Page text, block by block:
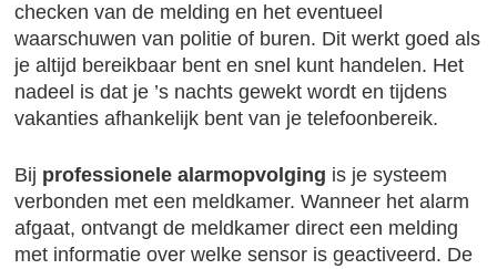
checken van de melding en het eventueel
waarschuwen van politie of buren. Dit werkt goed als
je altijd bereikbaar bent en snel kunt handelen. Het
nadeel is dat je ’s nachts gewekt wordt en tijdens
vakanties afhankelijk bent van je telefoonbereik.
Bij professionele alarmopvolging is je systeem
verbonden met een meldkamer. Wanneer het alarm
afgaat, ontvangt de meldkamer direct een melding
met informatie over welke sensor is geactiveerd. De